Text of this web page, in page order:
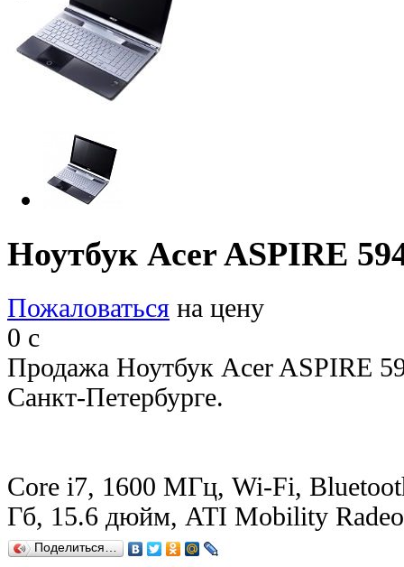
Ноутбук Acer ASPIRE
Пожаловаться на цену
0 c
Продажа Ноутбук Acer ASPIRE
Санкт-Петербурге.
Core i7, 1600 МГц, Wi-Fi,
Гб, 15.6 дюйм, ATI Mobility
Поделиться…